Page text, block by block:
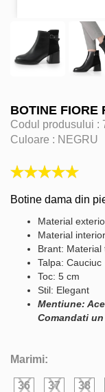
BOTINE FIORE
Codul produsului :
Culoare : NEGRU
Botine dama din
Material
Material
Brant: Material
Talpa: Cauciuc
Toc: 5 cm
Stil: Elegant
Mentiune:
Comandati
Marimi:
36 37 38